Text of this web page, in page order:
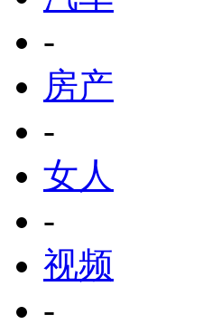
-
房产
-
女人
-
视频
-